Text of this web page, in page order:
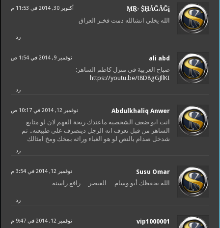
ṂṜ- ṨḤĂḠĂḠḭ أكتوبر 30, 2014 في 11:53 م
الله يخلي انشالله دمت فخـر العراق
رد
ali abd نوفمبر 9, 2014 في 1:54 ص
صباح العربية في منزل كاظم الساهر:
https://youtu.be/t8D8gGJllKI
رد
Abdulkhaliq Anwer نوفمبر 12, 2014 في 10:17 ص
انت ابو ضعف الشخصيه ماعندك ريحة الفهم لان لو متابع
الساهر من قبل تعرف انه الرجل ديتصرف على طبيعته.. ثم
شدخل صدام بالنص لو هو الغباء وراثه بمخك ومخ امثالك
رد
Susu Omar نوفمبر 12, 2014 في 3:54 م
الله يحفظك أبو وسام …القيصر… رافع راسنه
رد
vip1000001 نوفمبر 12, 2014 في 9:47 م